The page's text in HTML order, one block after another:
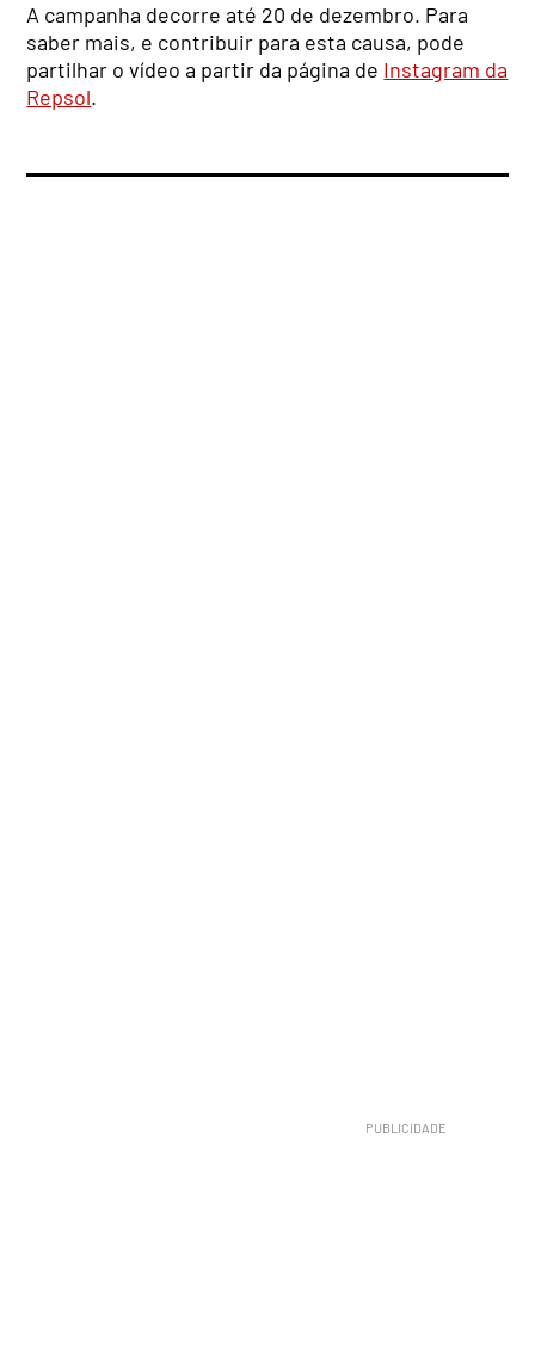
A campanha decorre até 20 de dezembro. Para
saber mais, e contribuir para esta causa, pode
partilhar o vídeo a partir da página de Instagram da
Repsol.